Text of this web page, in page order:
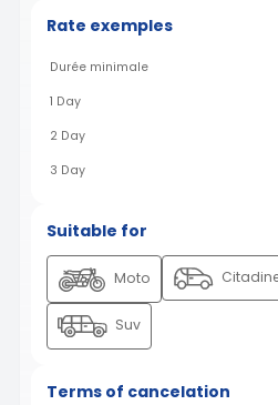
Rate exemples
Durée minimale
1 Day
2 Day
3 Day
Suitable for
Moto
Suv
Terms of cancelation